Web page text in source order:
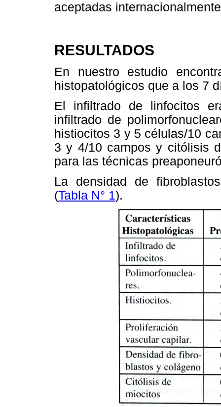
aceptadas
RESULTADOS
En nuestro estudio
histopatológicos que a los 7
El infiltrado de linfocitos
infiltrado de
histiocitos 3 y 5 células/10
3 y 4/10 campos y citólisis
para las técnicas
La densidad de
(Tabla N° 1).